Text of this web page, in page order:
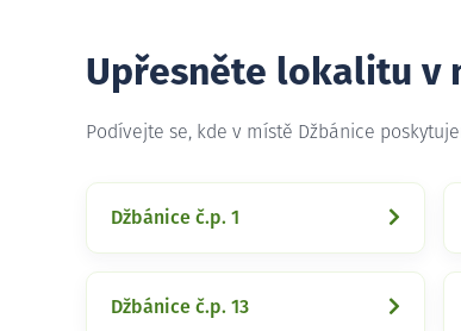
Upřesněte lokalitu v
Podívejte se, kde v místě Džbánice
Džbánice č.p. 1
Džbánice č.p. 13